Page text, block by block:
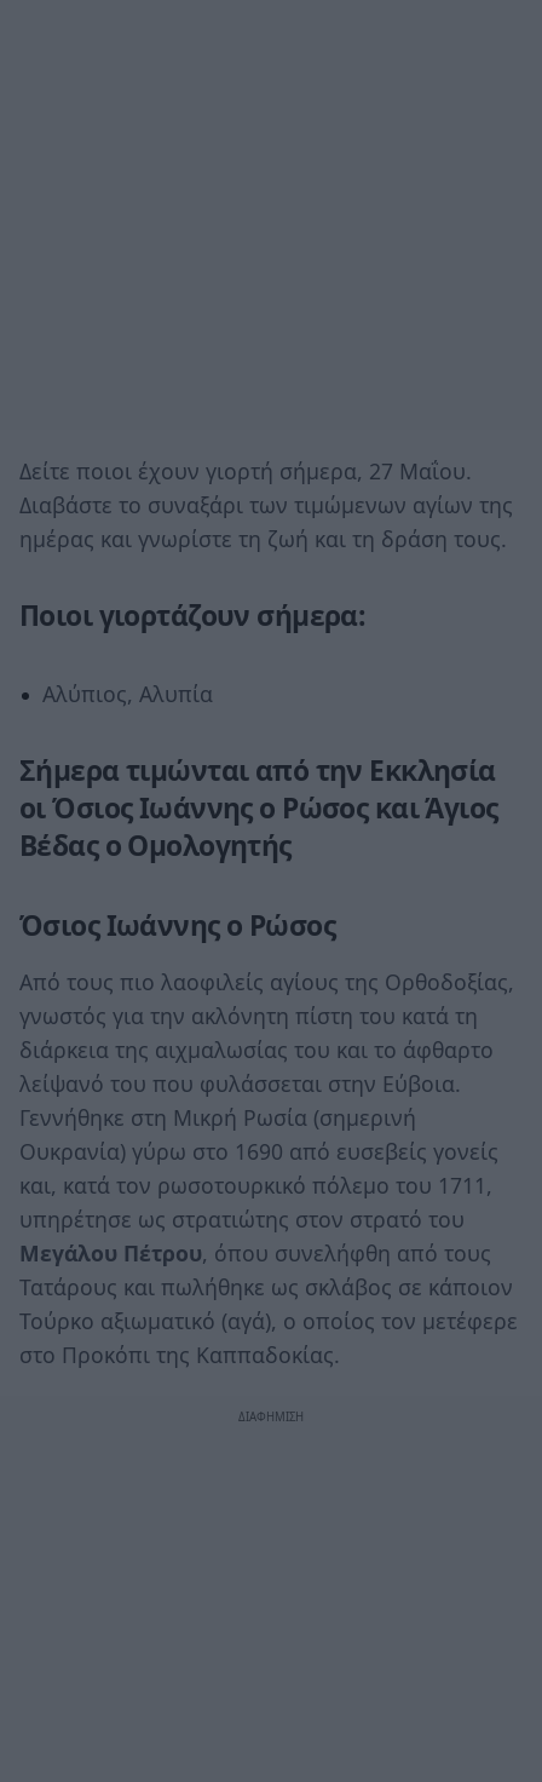
Δείτε ποιοι έχουν γιορτή σήμερα, 27 Μαΐου.
Διαβάστε το συναξάρι των τιμώμενων αγίων της
ημέρας και γνωρίστε τη ζωή και τη δράση τους.
Ποιοι γιορτάζουν σήμερα:
Αλύπιος, Αλυπία
Σήμερα τιμώνται από την Εκκλησία
οι Όσιος Ιωάννης ο Ρώσος και Άγιος
Βέδας ο Ομολογητής
Όσιος Ιωάννης ο Ρώσος
Από τους πιο λαοφιλείς αγίους της Ορθοδοξίας,
γνωστός για την ακλόνητη πίστη του κατά τη
διάρκεια της αιχμαλωσίας του και το άφθαρτο
λείψανό του που φυλάσσεται στην Εύβοια.
Γεννήθηκε στη Μικρή Ρωσία (σημερινή
Ουκρανία) γύρω στο 1690 από ευσεβείς γονείς
και, κατά τον ρωσοτουρκικό πόλεμο του 1711,
υπηρέτησε ως στρατιώτης στον στρατό του
Μεγάλου Πέτρου, όπου συνελήφθη από τους
Τατάρους και πωλήθηκε ως σκλάβος σε κάποιον
Τούρκο αξιωματικό (αγά), ο οποίος τον μετέφερε
στο Προκόπι της Καππαδοκίας.